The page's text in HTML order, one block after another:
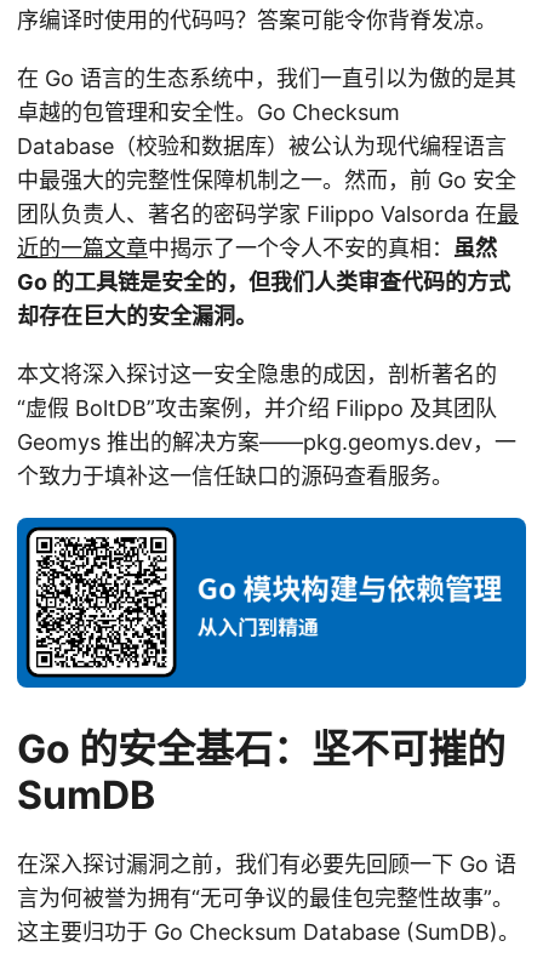
序编译时使用的代码吗？答案可能令你背脊发凉。
在 Go 语言的生态系统中，我们一直引以为傲的是其
卓越的包管理和安全性。Go Checksum
Database（校验和数据库）被公认为现代编程语言
中最强大的完整性保障机制之一。然而，前 Go 安全
团队负责人、著名的密码学家 Filippo Valsorda 在最
近的一篇文章中揭示了一个令人不安的真相： 虽然
Go 的工具链是安全的，但我们人类审查代码的方式
却存在巨大的安全漏洞。
本文将深入探讨这一安全隐患的成因，剖析著名的
“虚假 BoltDB”攻击案例，并介绍 Filippo 及其团队
Geomys 推出的解决方案——pkg.geomys.dev，一
个致力于填补这一信任缺口的源码查看服务。
Go 的安全基石：坚不可摧的
SumDB
在深入探讨漏洞之前，我们有必要先回顾一下 Go 语
言为何被誉为拥有“无可争议的最佳包完整性故事”。
这主要归功于 Go Checksum Database (SumDB)。